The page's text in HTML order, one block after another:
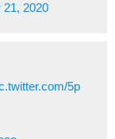
21, 2020
5p